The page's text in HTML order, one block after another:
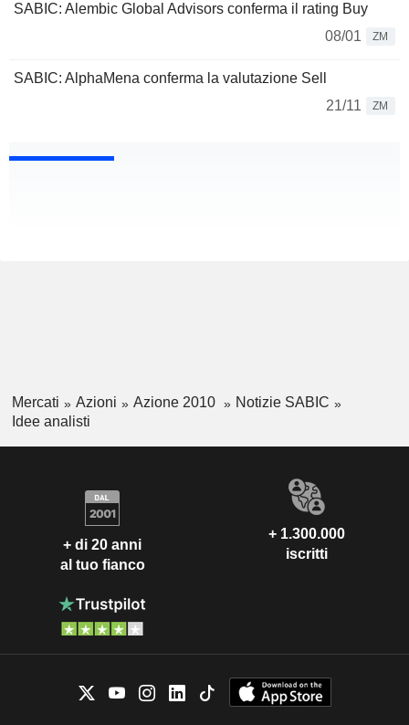
SABIC: Alembic Global Advisors conferma il rating Buy
08/01
ZM
SABIC: AlphaMena conferma la valutazione Sell
21/11
ZM
Mercati Azioni Azione 2010
Notizie SABIC
Idee analisti
+ di 20 anni
al tuo fianco
+ 1.300.000
iscritti